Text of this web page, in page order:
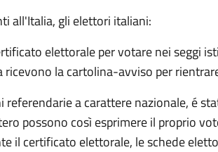
all'Italia, gli elettori italiani:
elettorale per votare nei seggi
la cartolina-avviso per
a carattere nazionale, é
possono così esprimere il proprio
il certificato elettorale, le schede